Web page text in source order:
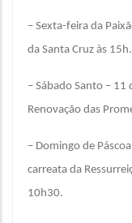
– Sexta-feira da
da Santa Cruz às 15h.
– Sábado Santo – 11
Renovação das
– Domingo de
carreata da
10h30.